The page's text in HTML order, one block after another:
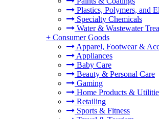
Plastics, Polymers, and
Specialty Chemicals
Water & Wastewater
+ Consumer Goods
Apparel, Footwear &
Appliances
Baby Care
Beauty & Personal Care
Gaming
Home Products &
Retailing
Sports & Fitness